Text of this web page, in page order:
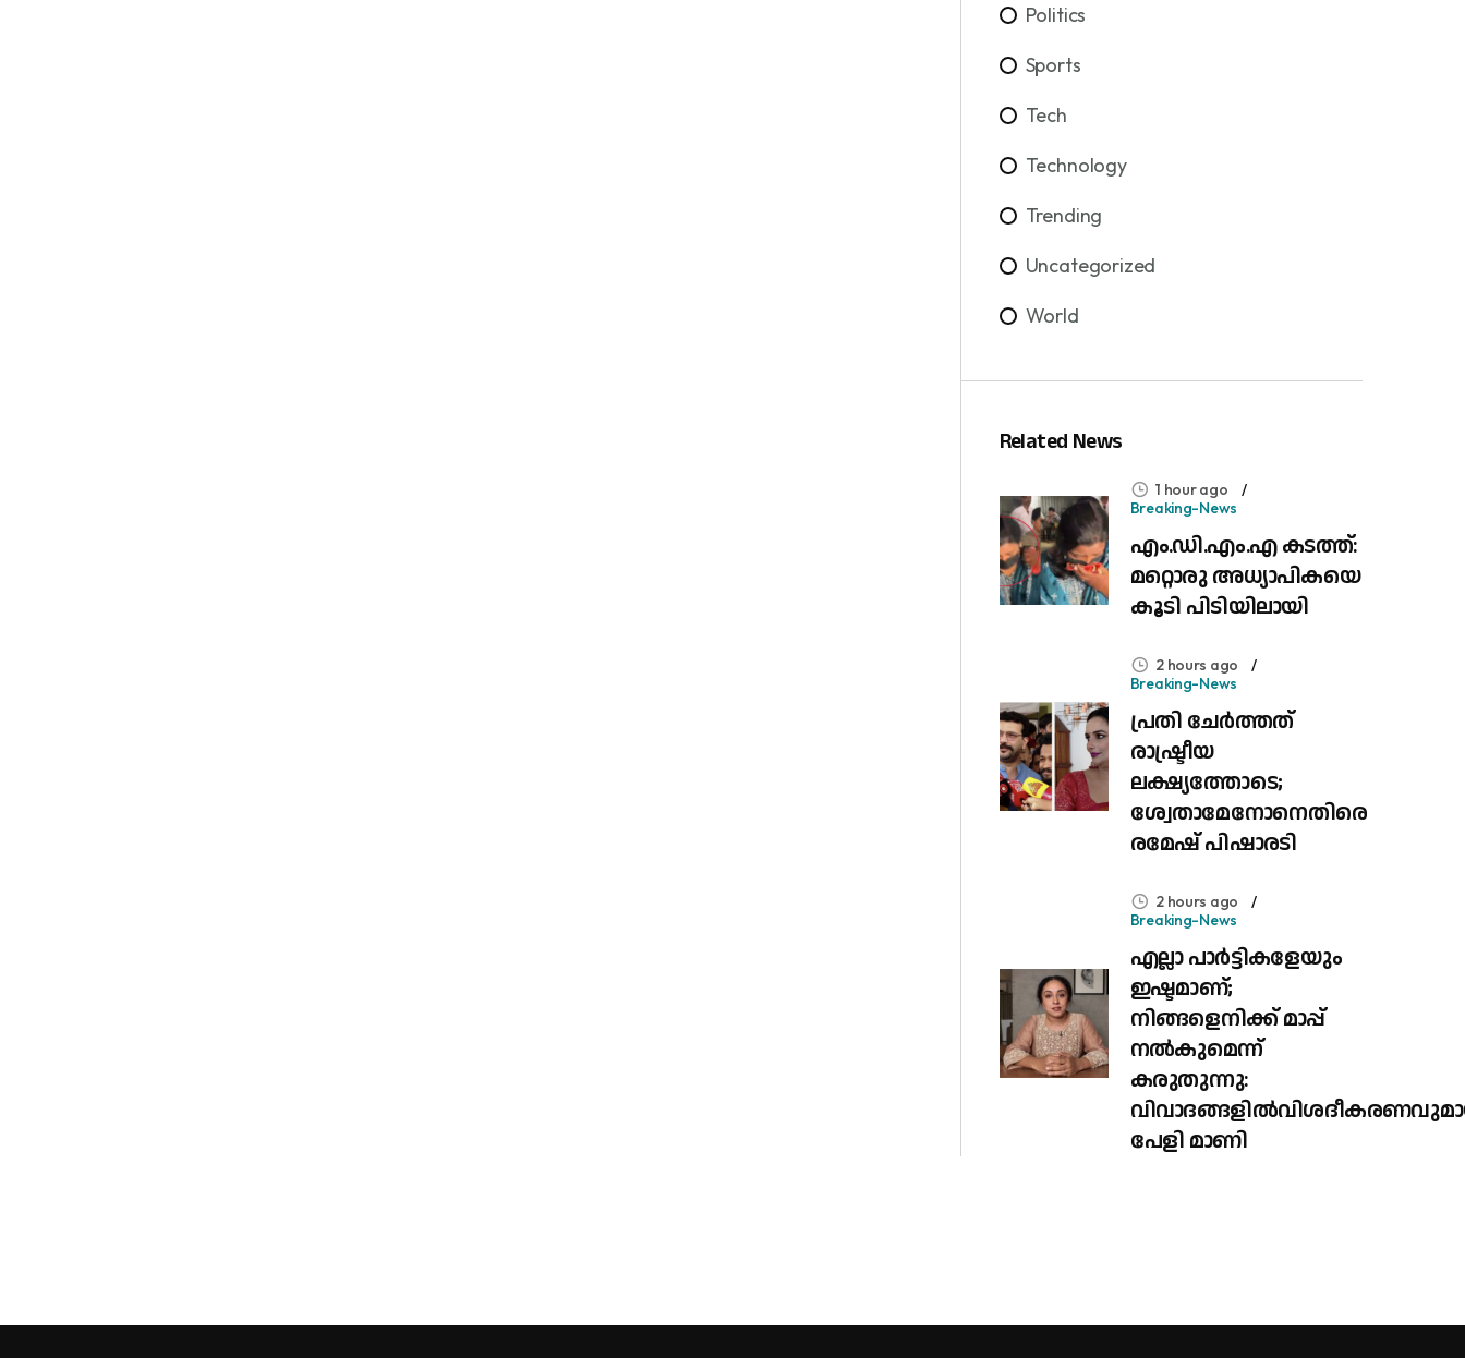
Politics
Sports
Tech
Technology
Trending
Uncategorized
World
Related News
1 hour ago
Breaking-News
എം.ഡി.എം.എ കടത്ത്:
മറ്റൊരു അധ്യാപികയെ
കൂടി പിടിയിലായി
2 hours ago
Breaking-News
പ്രതി ചേർത്തത്
രാഷ്ട്രീയ
ലക്ഷ്യത്തോടെ;
ശ്വേതാമേനോനെതിരെ
രമേഷ് പിഷാരടി
2 hours ago
Breaking-News
എല്ലാ പാർട്ടികളേയും
ഇഷ്ടമാണ്;
നിങ്ങളെനിക്ക് മാപ്പ്
നൽകുമെന്ന്
കരുതുന്നു:
പേളി മാണി